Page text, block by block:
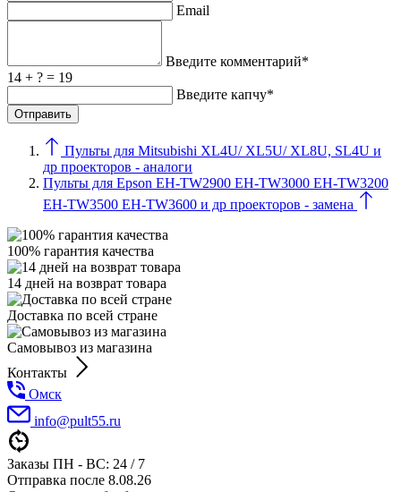
Email
Введите комментарий*
14 + ? = 19
Введите капчу*
Пульты для Mitsubishi XL4U/ XL5U/ XL8U, SL4U и
др проекторов - аналоги
Пульты для Epson EH-TW2900 EH-TW3000 EH-TW3200
EH-TW3500 EH-TW3600 и др проекторов - замена
100% гарантия качества
14 дней на возврат товара
Доставка по всей стране
Самовывоз из магазина
Контакты
Омск
info@pult55.ru
Заказы ПН - ВС: 24 / 7
Отправка после 8.08.26